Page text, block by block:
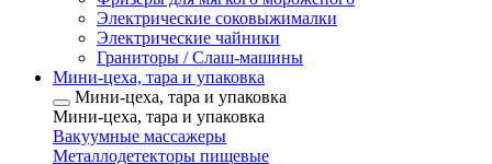
Электрические соковыжималки
Электрические чайники
Граниторы / Слаш-машины
Мини-цеха, тара и упаковка
Мини-цеха, тара и упаковка
Мини-цеха, тара и упаковка
Вакуумные массажеры
Металлодетекторы пищевые